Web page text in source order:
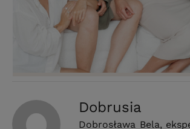
Dobrusia
Dobrosława Bela,